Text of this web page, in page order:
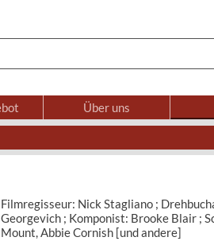
Über uns
Filmregisseur: Nick Stagliano ;
Georgevich ; Komponist: Brooke Blair ;
Mount, Abbie Cornish [und andere]